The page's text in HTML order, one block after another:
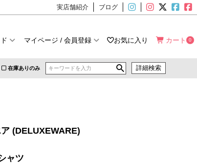
実店舗紹介 ブログ
マイページ / 会員登録 お気に入り カート 0
在庫ありのみ 詳細検索
(DELUXEWARE)
ャツ